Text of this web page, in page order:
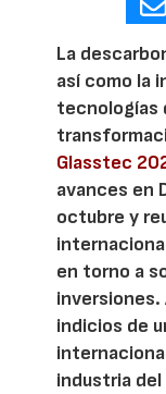
La
así como la
tecnologías
Glasstec
avances en
octubre y
en torno a
inversiones.
indicios de
industria del